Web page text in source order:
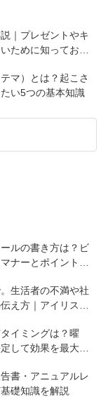
｜プレゼントやキ
ために知っておく
マ）とは？起こさ
い5つの基本知識
ルの書き方は？ビ
ナーとポイントを
生活者の不満や社
え方｜アイリスオ
イミングは？曜
して効果を最大化
書・アニュアルレ
礎知識を解説